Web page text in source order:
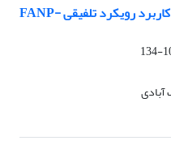
توجیه و انتخاب تکنولوژی پیشرفته: کاربرد رویکرد تلفیقی FANP-